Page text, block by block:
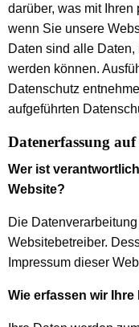
darüber, was mit
wenn Sie unsere
Daten sind alle
werden können.
Datenschutz
aufgeführten
Datenerfassung
Wer ist
Website?
Die
Websitebetreiber.
Impressum dieser
Wie erfassen wir Ihre